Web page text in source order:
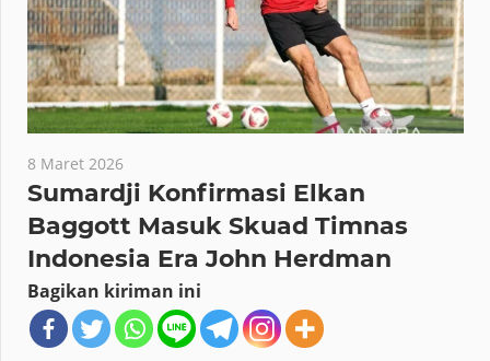
8 Maret 2026
Sumardji Konfirmasi Elkan
Baggott Masuk Skuad Timnas
Indonesia Era John Herdman
Bagikan kiriman ini